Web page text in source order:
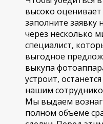
высоко
заполните заявку
через несколько
специалист,
выгодное
выкупа
устроит,
нашим
Мы выдаем
полном объеме